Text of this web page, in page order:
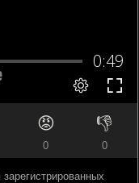
😡
0
👎
0